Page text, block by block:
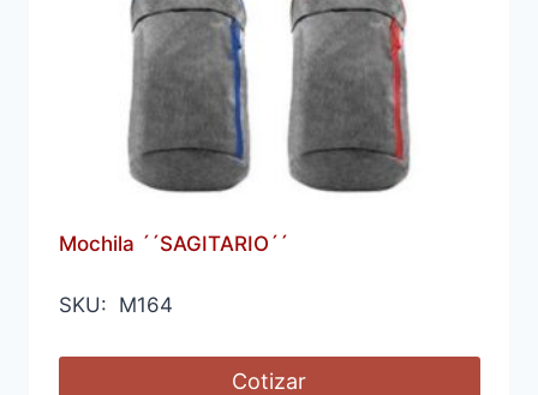
Mochila ´´SAGITARIO´´
SKU: M164
Cotizar